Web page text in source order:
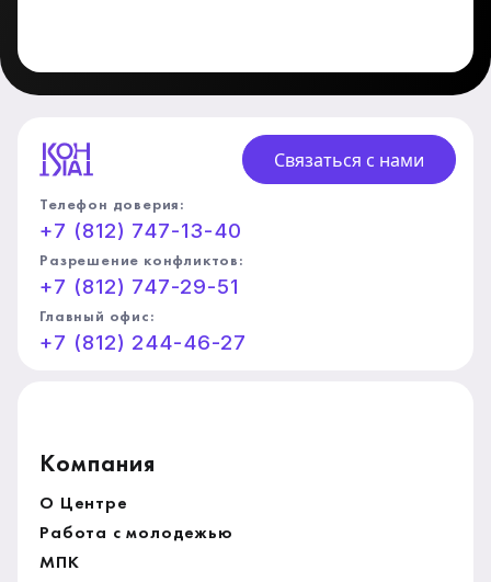
Связаться с нами
Телефон доверия:
+7 (812) 747-13-40
Разрешение конфликтов:
+7 (812) 747-29-51
Главный офис:
+7 (812) 244-46-27
Компания
О Центре
Работа с молодежью
МПК